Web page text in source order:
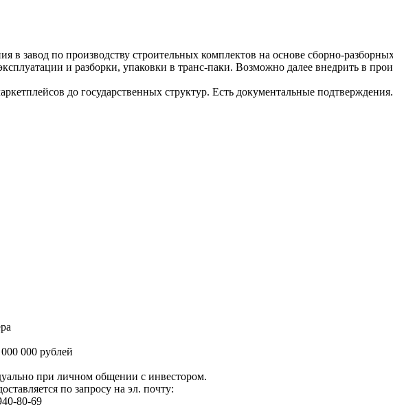
в завод по производству строительных комплектов на основе сборно-
и разборки, упаковки в транс-паки. Возможно далее внедрить в
до государственных структур. Есть документальные
000 рублей
при личном общении с инвестором.
по запросу на эл. почту:
80-69